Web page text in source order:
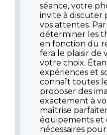
séance, votre
invite à discuter
vos attentes. Par
déterminer les
en fonction du
fera le plaisir de
votre choix.
expériences et
connaît toutes
proposer des
exactement à
maîtrise
équipements et
nécessaires